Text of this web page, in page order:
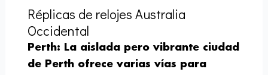
Réplicas de relojes Australia
Occidental
Perth: La aislada pero vibrante ciudad
de Perth ofrece varias vías para